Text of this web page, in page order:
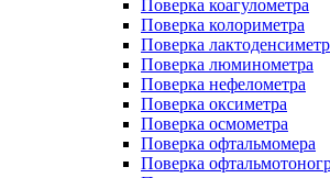
Поверка коагулометра
Поверка колориметра
Поверка
Поверка люминометра
Поверка нефелометра
Поверка оксиметра
Поверка осмометра
Поверка офтальмомера
Поверка